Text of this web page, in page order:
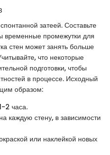
затеей. Составьте
временные промежутки для
стен может занять больше
что некоторые
подготовки, чтобы
в процессе. Исходный
образом:
2 часа.
каждую стену, в зависимости
или наклейкой новых